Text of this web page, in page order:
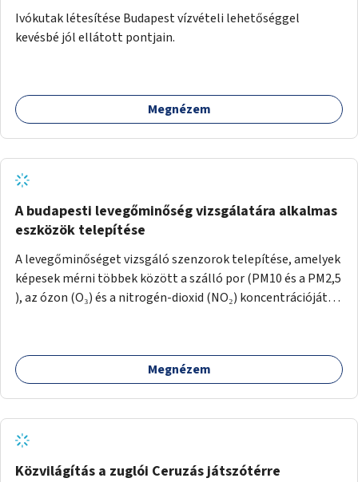
Ivókutak létesítése Budapest vízvételi lehetőséggel
kevésbé jól ellátott pontjain.
Megnézem
A budapesti levegőminőség vizsgálatára alkalmas
eszközök telepítése
A levegőminőséget vizsgáló szenzorok telepítése, amelyek
képesek mérni többek között a szálló por (PM10 és a PM2,5
), az ózon (O₃) és a nitrogén-dioxid (NO₂) koncentrációját,
páratartalmat. A gyűjtött adatok egy online platformon
(webes felület és mobilalkalmazás) lennének elérhetők,
Megnézem
Közvilágítás a zuglói Ceruzás játszótérre